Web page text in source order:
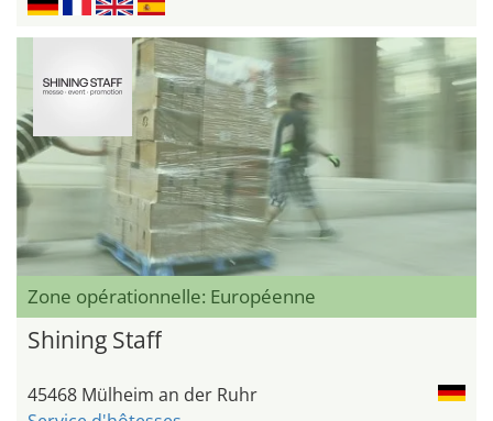
Zone opérationnelle: Européenne
Shining Staff
45468 Mülheim an der Ruhr